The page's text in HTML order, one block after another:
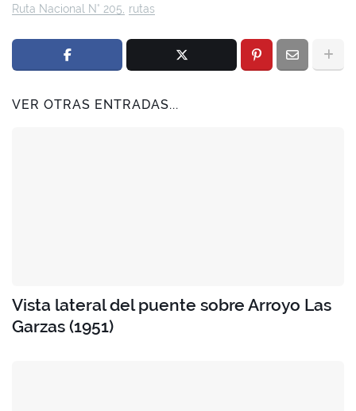
Ruta Nacional N° 205
rutas
VER OTRAS ENTRADAS...
Vista lateral del puente sobre Arroyo Las
Garzas (1951)